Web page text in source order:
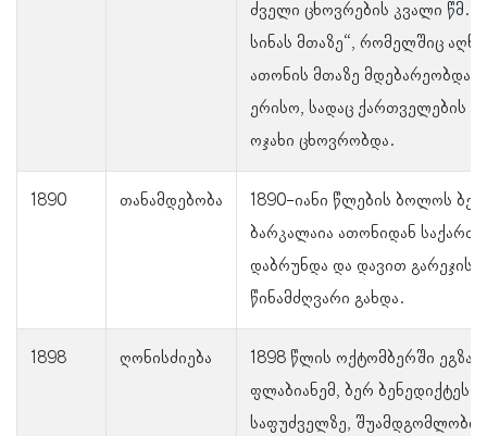
ძველი ცხოვრების კვალი წმ.
სინას მთაზე“, რომელშიც
ათონის მთაზე მდებარეობდა
ერისო, სადაც ქართველების
ოჯახი ცხოვრობდა.
1890 თანამდებობა
1890-იანი წლების ბოლოს
ბარკალაია ათონიდან
დაბრუნდა და დავით გარეჯის
წინამძღვარი გახდა.
1898 ღონისძიება
1898 წლის ოქტომბერში
ფლაბიანემ, ბერ ბენედიქტეს
საფუძველზე,